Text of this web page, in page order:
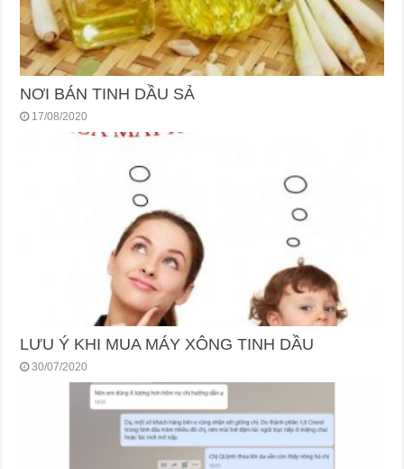
NƠI BÁN TINH DẦU SẢ
17/08/2020
LƯU Ý KHI MUA MÁY XÔNG TINH DẦU
30/07/2020